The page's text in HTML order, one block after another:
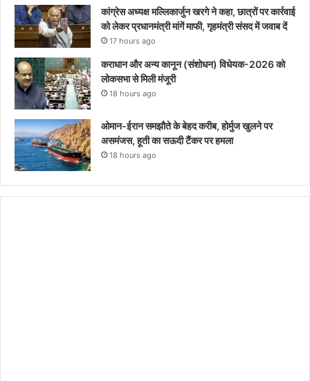
कांग्रेस अध्यक्ष मल्लिकार्जुन खरगे ने कहा, छात्रों पर कार्रवाई
को लेकर प्रधानमंत्री मांगें माफी, गृहमंत्री संसद में जवाब दें
17 hours ago
कराधान और अन्य कानून (संशोधन) विधेयक-2026 को
लोकसभा से मिली मंजूरी
18 hours ago
ओमान-ईरान समझौते के बेहद करीब, होर्मुज खुलने पर
असमंजस, हूती का सऊदी टैंकर पर हमला
18 hours ago